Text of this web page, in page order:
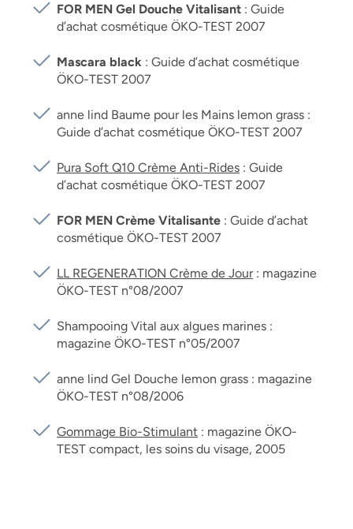
FOR MEN Gel Douche Vitalisant : Guide
d’achat cosmétique ÖKO-TEST 2007
Mascara black : Guide d’achat cosmétique
ÖKO-TEST 2007
anne lind Baume pour les Mains lemon grass :
Guide d’achat cosmétique ÖKO-TEST 2007
Pura Soft Q10 Crème Anti-Rides : Guide
d’achat cosmétique ÖKO-TEST 2007
FOR MEN Crème Vitalisante : Guide d’achat
cosmétique ÖKO-TEST 2007
LL REGENERATION Crème de Jour: magazine
ÖKO-TEST n°08/2007
Shampooing Vital aux algues marines :
magazine ÖKO-TEST n°05/2007
anne lind Gel Douche lemon grass : magazine
ÖKO-TEST n°08/2006
Gommage Bio-Stimulant : magazine ÖKO-
TEST compact, les soins du visage, 2005